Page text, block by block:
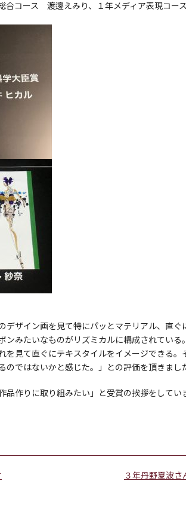
合コース 渡邊えみり、１年メディア表現コー
デザイン画を見て特にパッとマテリアル、直
ンみたいなものがリズミカルに構成されてい
を見て直ぐにテキスタイルをイメージできる
ではないかと感じた。」との評価を頂きまし
作りに取り組みたい」と受賞の挨拶をしてい
３年丹野夏波